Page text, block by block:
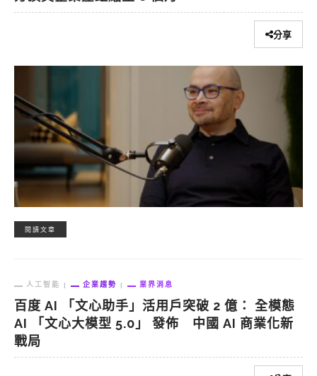
分享
閱讀文章
人工智能 企業趨勢 業界消息
百度 AI 「文心助手」活用戶突破 2 億： 全模態
AI 「文心大模型 5.0」 發佈 中國 AI 商業化新
戰局